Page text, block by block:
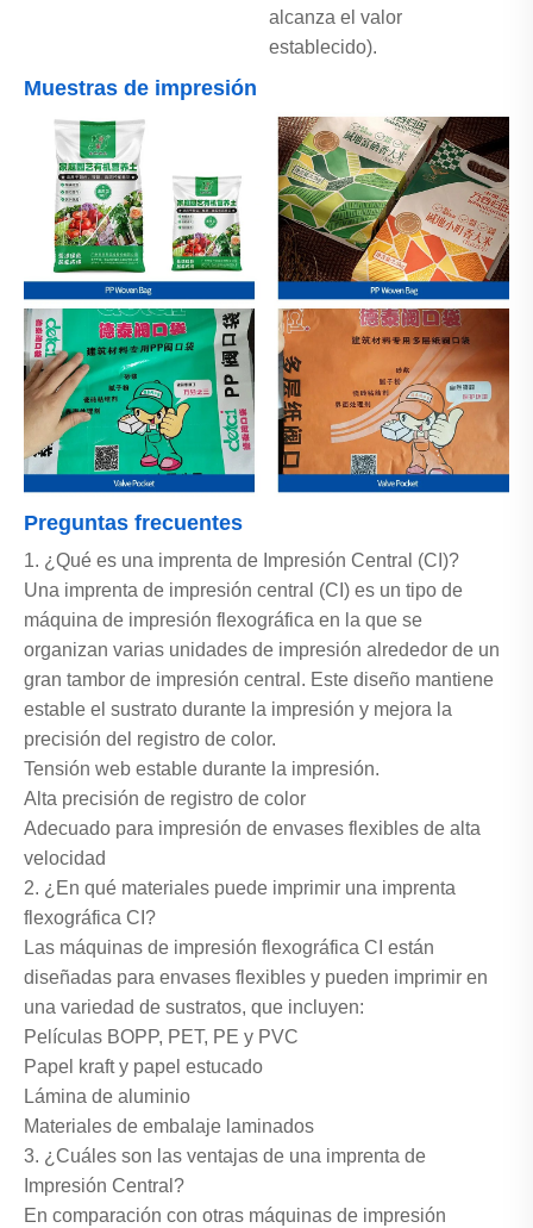
alcanza el valor
establecido).
Muestras de impresión
Preguntas frecuentes
1. ¿Qué es una imprenta de Impresión Central (CI)?
Una imprenta de impresión central (CI) es un tipo de
máquina de impresión flexográfica en la que se
organizan varias unidades de impresión alrededor de un
gran tambor de impresión central. Este diseño mantiene
estable el sustrato durante la impresión y mejora la
precisión del registro de color.
Tensión web estable durante la impresión.
Alta precisión de registro de color
Adecuado para impresión de envases flexibles de alta
velocidad
2. ¿En qué materiales puede imprimir una imprenta
flexográfica CI?
Las máquinas de impresión flexográfica CI están
diseñadas para envases flexibles y pueden imprimir en
una variedad de sustratos, que incluyen:
Películas BOPP, PET, PE y PVC
Papel kraft y papel estucado
Lámina de aluminio
Materiales de embalaje laminados
3. ¿Cuáles son las ventajas de una imprenta de
Impresión Central?
En comparación con otras máquinas de impresión